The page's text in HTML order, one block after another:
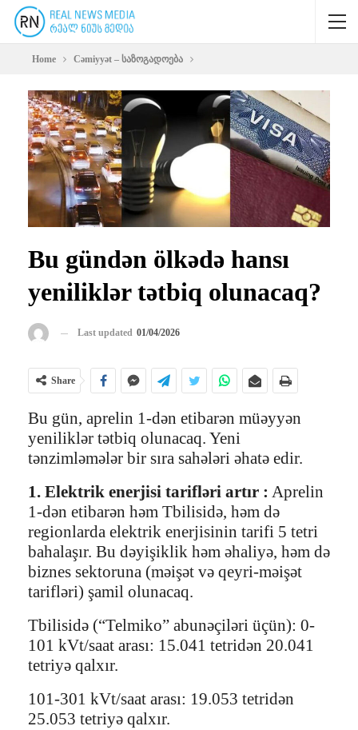
Home Cəmiyyət – საზოგადოება
Bu gündən ölkədə hansı
yeniliklər tətbiq olunacaq?
Last updated 01/04/2026
Share
Bu gün, aprelin 1-dən etibarən müəyyən
yeniliklər tətbiq olunacaq. Yeni
tənzimləmələr bir sıra sahələri əhatə edir.
1. Elektrik enerjisi tarifləri artır : Aprelin
1-dən etibarən həm Tbilisidə, həm də
regionlarda elektrik enerjisinin tarifi 5 tetri
bahalaşır. Bu dəyişiklik həm əhaliyə, həm də
biznes sektoruna (məişət və qeyri-məişət
tarifləri) şamil olunacaq.
Tbilisidə (“Telmiko” abunəçiləri üçün): 0-
101 kVt/saat arası: 15.041 tetridən 20.041
tetriyə qalxır.
101-301 kVt/saat arası: 19.053 tetridən
25.053 tetriyə qalxır.